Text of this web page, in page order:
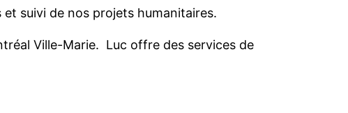
suivi de nos projets humanitaires.
Ville-Marie. Luc offre des services de